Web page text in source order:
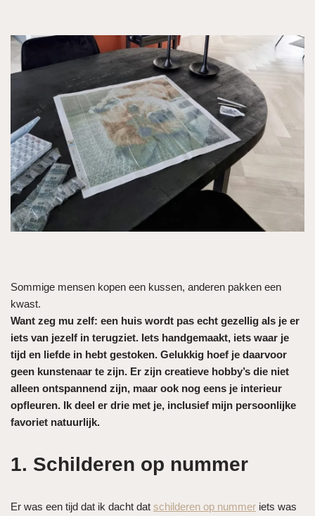
Sommige mensen kopen een kussen, anderen pakken een
kwast.
Want zeg mu zelf: een huis wordt pas echt gezellig als je er
iets van jezelf in terugziet. Iets handgemaakt, iets waar je
tijd en liefde in hebt gestoken. Gelukkig hoef je daarvoor
geen kunstenaar te zijn. Er zijn creatieve hobby’s die niet
alleen ontspannend zijn, maar ook nog eens je interieur
opfleuren. Ik deel er drie met je, inclusief mijn persoonlijke
favoriet natuurlijk.
1. Schilderen op nummer
Er was een tijd dat ik dacht dat schilderen op nummer iets was